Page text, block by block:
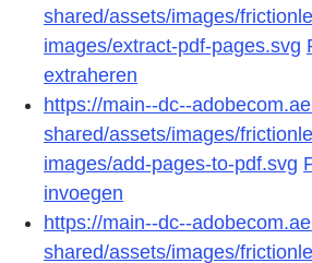
shared/assets/images/
images/extract-pdf-pages.svg
extraheren
https://main--dc--
shared/assets/images/
images/add-pages-to-pdf.svg
invoegen
https://main--dc--
shared/assets/images/